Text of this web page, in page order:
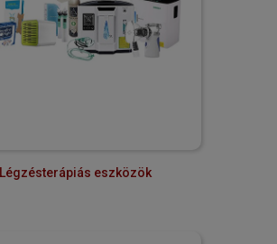
Légzésterápiás eszközök